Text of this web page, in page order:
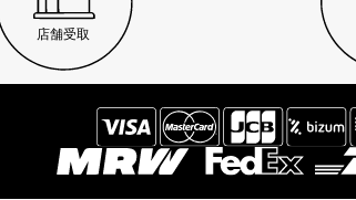
店舗受取